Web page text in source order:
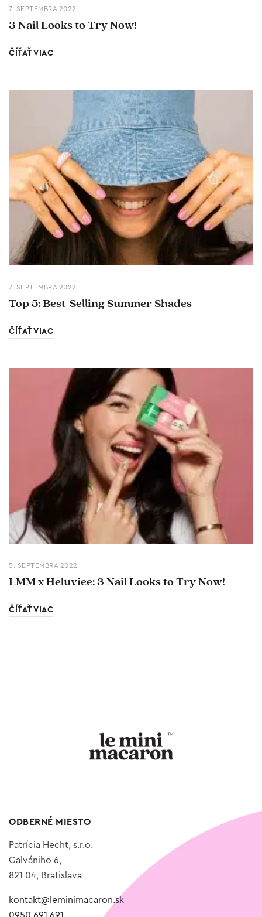
7. SEPTEMBRA 2022
3 Nail Looks to Try Now!
ČÍŤAŤ VIAC
7. SEPTEMBRA 2022
Top 5: Best-Selling Summer Shades
ČÍŤAŤ VIAC
5. SEPTEMBRA 2022
LMM x Heluviee: 3 Nail Looks to Try Now!
ČÍŤAŤ VIAC
ODBERNÉ MIESTO
Patrícia Hecht, s.r.o.
Galvániho 6,
821 04, Bratislava
kontakt@leminimacaron.sk